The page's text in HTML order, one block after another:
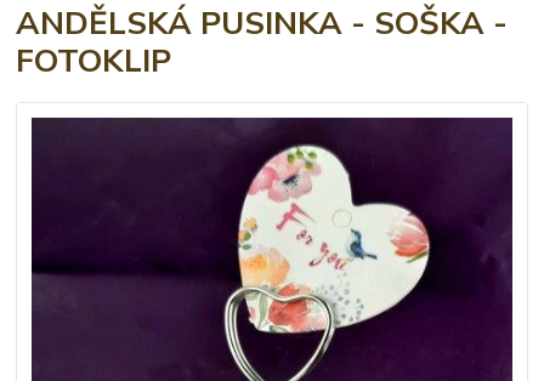
ANDĚLSKÁ PUSINKA - SOŠKA -
FOTOKLIP